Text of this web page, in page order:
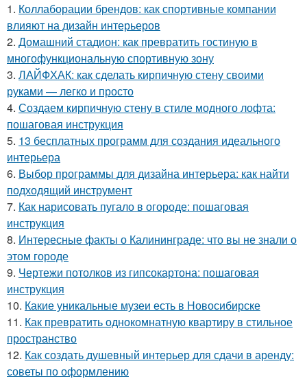
1. Коллаборации брендов: как спортивные компании
влияют на дизайн интерьеров
2. Домашний стадион: как превратить гостиную в
многофункциональную спортивную зону
3. ЛАЙФХАК: как сделать кирпичную стену своими
руками — легко и просто
4. Создаем кирпичную стену в стиле модного лофта:
пошаговая инструкция
5. 13 бесплатных программ для создания идеального
интерьера
6. Выбор программы для дизайна интерьера: как найти
подходящий инструмент
7. Как нарисовать пугало в огороде: пошаговая
инструкция
8. Интересные факты о Калининграде: что вы не знали о
этом городе
9. Чертежи потолков из гипсокартона: пошаговая
инструкция
10. Какие уникальные музеи есть в Новосибирске
11. Как превратить однокомнатную квартиру в стильное
пространство
12. Как создать душевный интерьер для сдачи в аренду:
советы по оформлению